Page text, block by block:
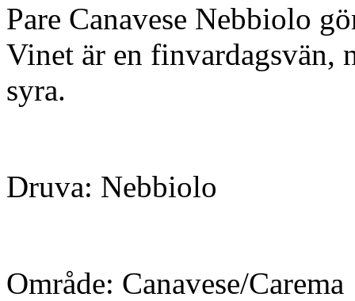
Pare Canavese Nebbiolo
Vinet är en finvardagsvän,
syra.
Druva: Nebbiolo
Område: Canavese/Carema